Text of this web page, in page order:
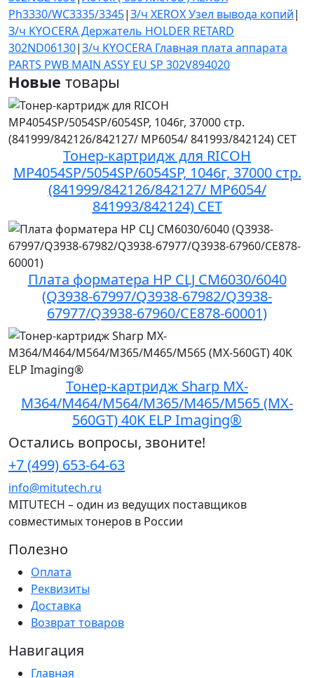
Ph3330/WC3335/3345|З/ч XEROX Узел вывода копий|
З/ч KYOCERA Держатель HOLDER RETARD
302ND06130|З/ч KYOCERA Главная плата аппарата
PARTS PWB MAIN ASSY EU SP 302V894020
Новые товары
Тонер-картридж для RICOH
MP4054SP/5054SP/6054SP, 1046г, 37000 стр.
(841999/842126/842127/ MP6054/
841993/842124) CET
Плата форматера HP CLJ CM6030/6040
(Q3938-67997/Q3938-67982/Q3938-
67977/Q3938-67960/CE878-60001)
Тонер-картридж Sharp MX-
M364/M464/M564/M365/M465/M565 (MX-
560GT) 40K ELP Imaging®
Остались вопросы, звоните!
+7 (499) 653-64-63
info@mitutech.ru
MITUTECH – один из ведущих поставщиков
совместимых тонеров в России
Полезно
Оплата
Реквизиты
Доставка
Возврат товаров
Навигация
Главная